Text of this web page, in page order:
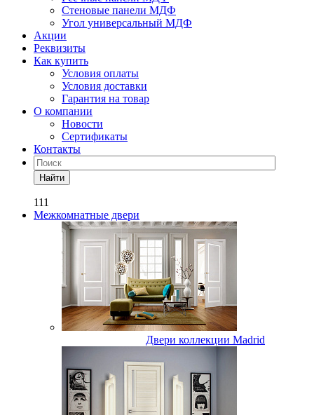
Стеновые панели МДФ
Угол универсальный МДФ
Акции
Реквизиты
Как купить
Условия оплаты
Условия доставки
Гарантия на товар
О компании
Новости
Сертификаты
Контакты
Найти
111
Межкомнатные двери
Двери коллекции Madrid